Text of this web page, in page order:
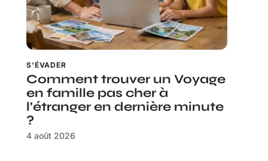
S'ÉVADER
Comment trouver un Voyage
en famille pas cher à
l’étranger en dernière minute
?
4 août 2026